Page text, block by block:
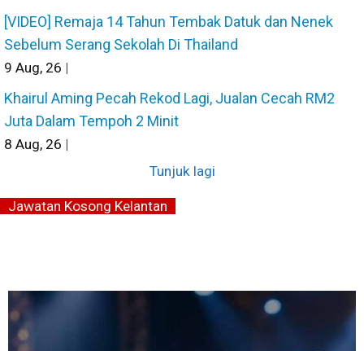
[VIDEO] Remaja 14 Tahun Tembak Datuk dan Nenek
Sebelum Serang Sekolah Di Thailand
9 Aug, 26 |
Khairul Aming Pecah Rekod Lagi, Jualan Cecah RM2
Juta Dalam Tempoh 2 Minit
8 Aug, 26 |
Tunjuk lagi
Jawatan Kosong Kelantan